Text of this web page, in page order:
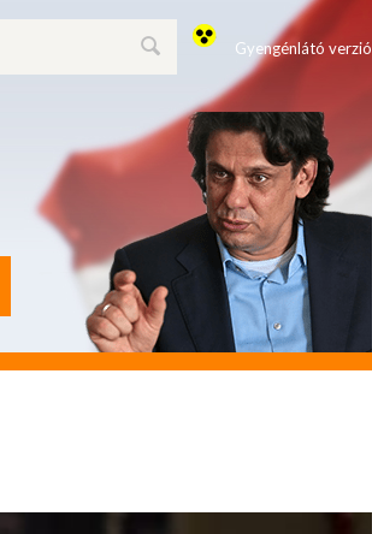
Gyengénlátó verzió